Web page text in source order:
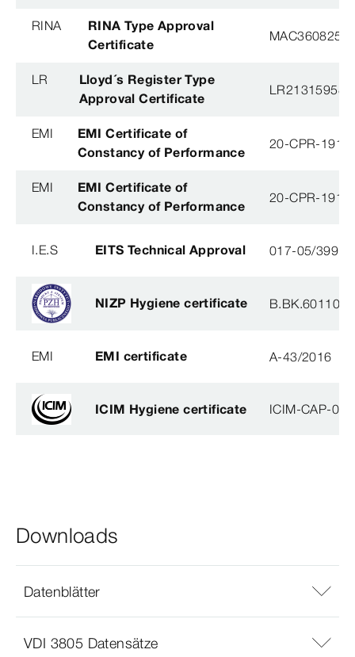
RINA
RINA Type Approval
Certificate
LR
Lloyd´s Register Type
Approval Certificate
EMI
EMI Certificate of
Constancy of Performance
20-CPR-191-
EMI
EMI Certificate of
Constancy of Performance
20-CPR-191-
I.E.S EITS Technical Approval 017-05/3991-
NIZP Hygiene certificate
EMI EMI certificate A-43/2016
ICIM Hygiene certificate ICIM-CAP-
Downloads
Datenblätter
VDI 3805 Datensätze